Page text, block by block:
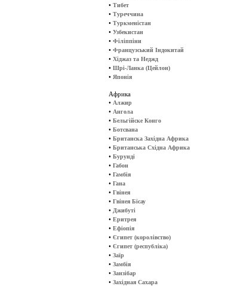
• Тибет
• Туреччина
• Туркменістан
• Узбекистан
• Філіппіни
• Французський Індокитай
• Хіджаз та Неджд
• Шрі-Ланка (Цейлон)
• Японія
Африка
• Алжир
• Ангола
• Бельгійске Конго
• Ботсвана
• Британска Західна Африка
• Британська Східна Африка
• Бурунді
• Габон
• Гамбія
• Гана
• Гвінея
• Гвінея Бісау
• Джибуті
• Еритрея
• Ефіопія
• Єгипет (королівство)
• Єгипет (республіка)
• Заїр
• Замбія
• Занзібар
• Західная Сахара